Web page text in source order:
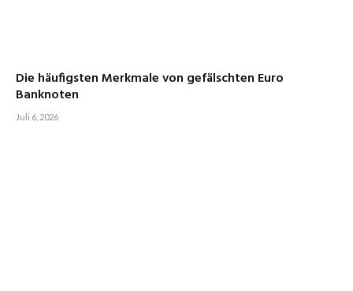
Die häufigsten Merkmale von gefälschten Euro
Banknoten
Juli 6, 2026